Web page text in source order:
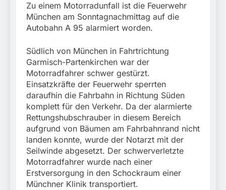
Zu einem Motorradunfall ist die Feuerwehr
München am Sonntagnachmittag auf die
Autobahn A 95 alarmiert worden.
Südlich von München in Fahrtrichtung
Garmisch-Partenkirchen war der
Motorradfahrer schwer gestürzt.
Einsatzkräfte der Feuerwehr sperrten
daraufhin die Fahrbahn in Richtung Süden
komplett für den Verkehr. Da der alarmierte
Rettungshubschrauber in diesem Bereich
aufgrund von Bäumen am Fahrbahnrand nicht
landen konnte, wurde der Notarzt mit der
Seilwinde abgesetzt. Der schwerverletzte
Motorradfahrer wurde nach einer
Erstversorgung in den Schockraum einer
Münchner Klinik transportiert.